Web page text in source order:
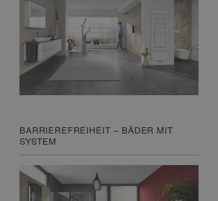
BARRIEREFREIHEIT – BÄDER MIT
SYSTEM